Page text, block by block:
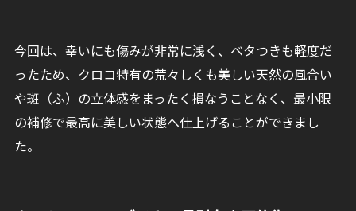
今回は、幸いにも傷みが非常に浅く、ベタつきも軽度だ
ったため、クロコ特有の荒々しくも美しい天然の風合い
や斑（ふ）の立体感をまったく損なうことなく、最小限
の補修で最高に美しい状態へ仕上げることができまし
た。